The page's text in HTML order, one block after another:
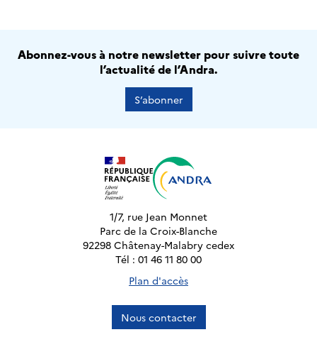
Abonnez-vous à notre newsletter pour suivre toute
l’actualité de l’Andra.
S’abonner
1/7, rue Jean Monnet
Parc de la Croix-Blanche
92298 Châtenay-Malabry cedex
Tél : 01 46 11 80 00
Plan d'accès
Nous contacter